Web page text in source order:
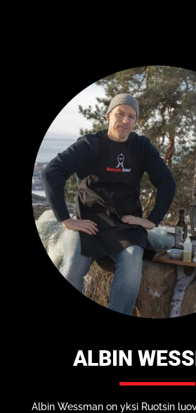
ALBIN
Albin Wessman on yksi Ruotsin